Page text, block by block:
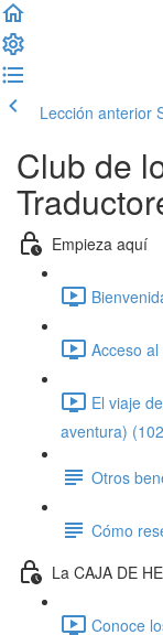
Lección anterior
Club de
Empieza aquí
Acceso
El viaje
aventura)
Otros
Cómo
La CAJA DE
Conoce